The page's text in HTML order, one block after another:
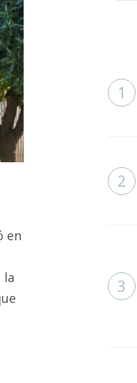
en
la
1
2
3